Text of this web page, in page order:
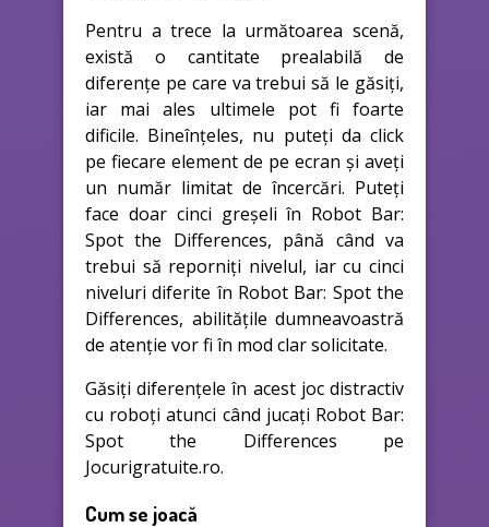
Pentru a trece la următoarea scenă,
există o cantitate prealabilă de
diferențe pe care va trebui să le găsiți,
iar mai ales ultimele pot fi foarte
dificile. Bineînțeles, nu puteți da click
pe fiecare element de pe ecran și aveți
un număr limitat de încercări. Puteți
face doar cinci greșeli în Robot Bar:
Spot the Differences, până când va
trebui să reporniți nivelul, iar cu cinci
niveluri diferite în Robot Bar: Spot the
Differences, abilitățile dumneavoastră
de atenție vor fi în mod clar solicitate.
Găsiți diferențele în acest joc distractiv
cu roboți atunci când jucați Robot Bar:
Spot the Differences pe
Jocurigratuite.ro.
Cum se joacă